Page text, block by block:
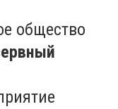
общество